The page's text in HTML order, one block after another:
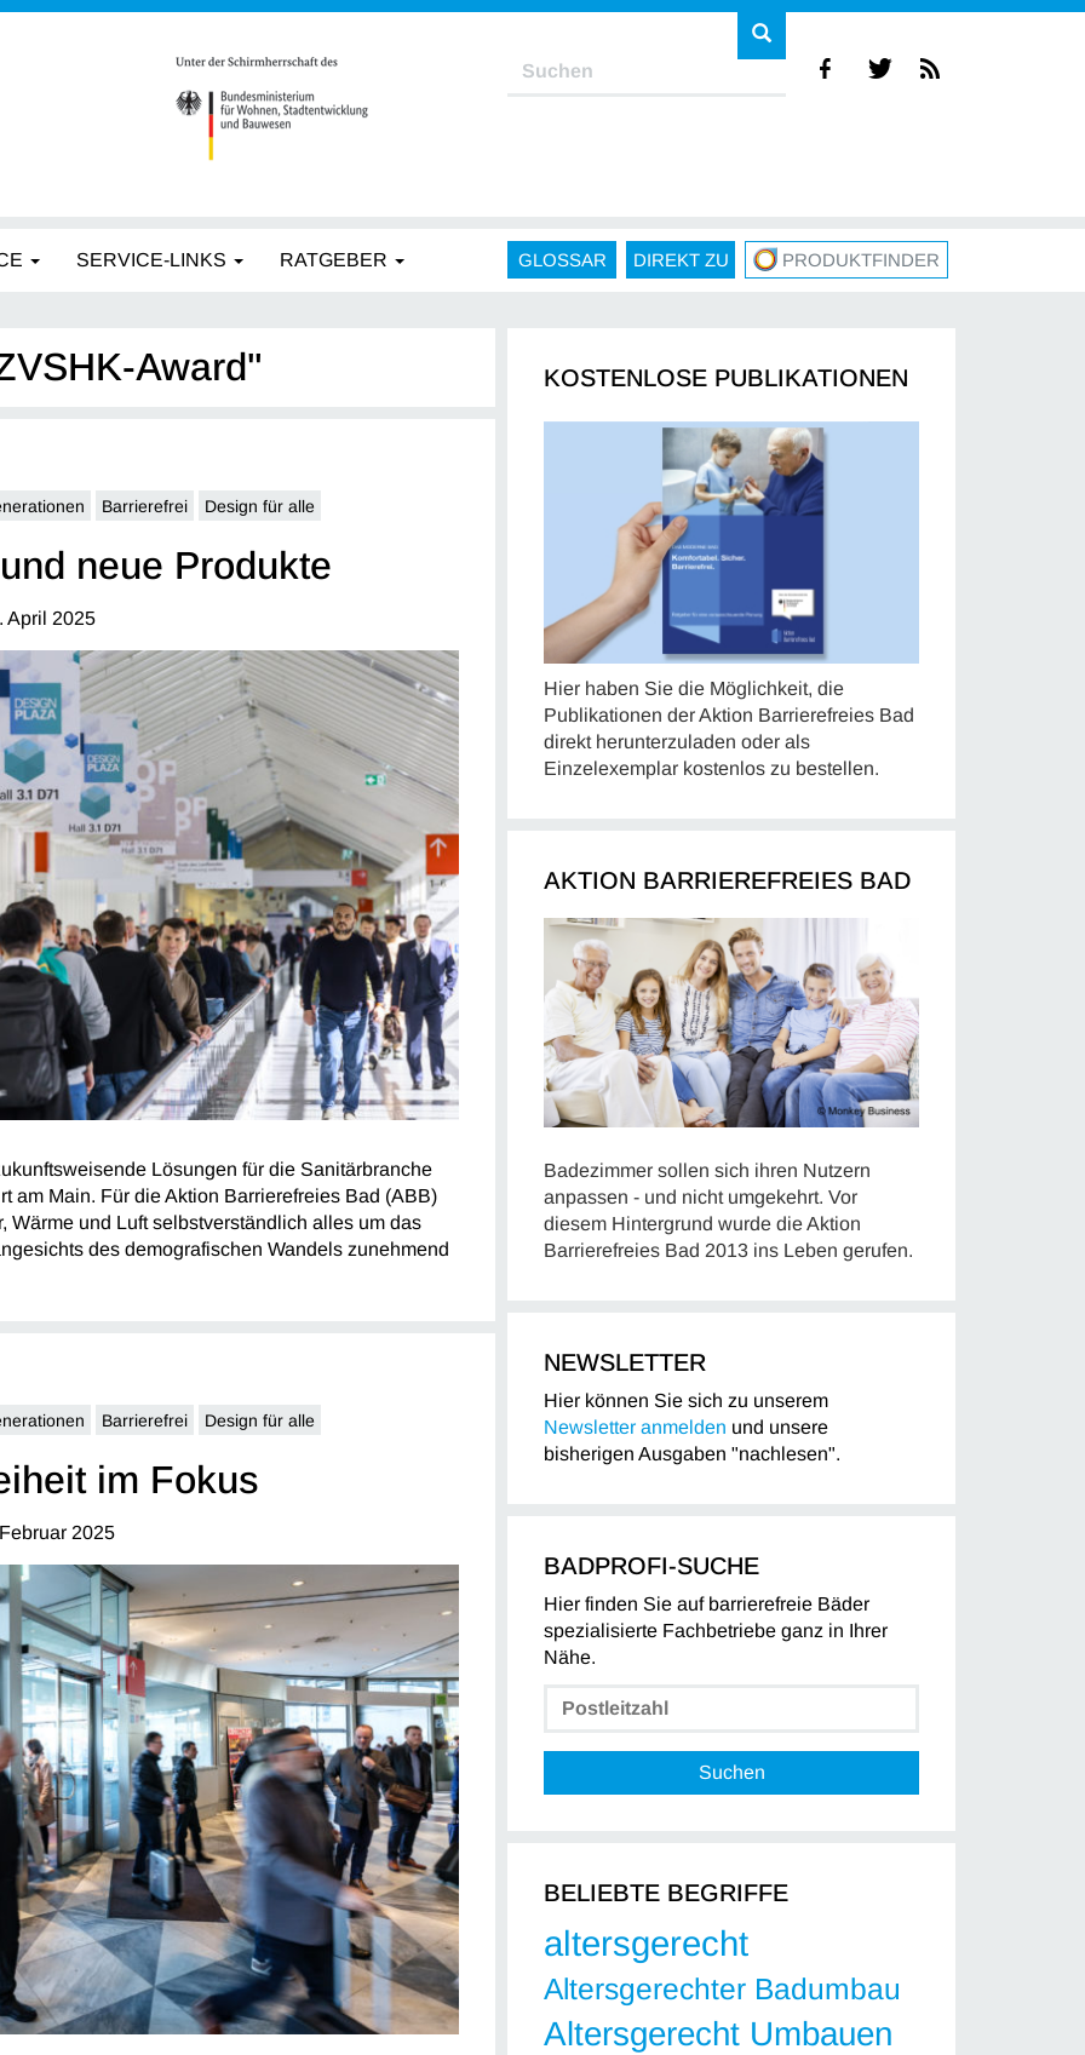
SERVICE-LINKS RATGEBER GLOSSAR DIREKT ZU PRODUKTFINDER
Award"
Barrierefrei Design für alle
neue Produkte
April 2025
Lösungen für die Sanitärbranche
am Main. Für die Aktion Barrierefreies Bad (ABB)
Wärme und Luft selbstverständlich alles um das
des demografischen Wandels zunehmend
Barrierefrei Design für alle
im Fokus
2025
KOSTENLOSE PUBLIKATIONEN
Hier haben Sie die Möglichkeit, die
Publikationen der Aktion Barrierefreies Bad
direkt herunterzuladen oder als
Einzelexemplar kostenlos zu bestellen.
AKTION BARRIEREFREIES BAD
Badezimmer sollen sich ihren Nutzern
anpassen - und nicht umgekehrt. Vor
diesem Hintergrund wurde die Aktion
Barrierefreies Bad 2013 ins Leben gerufen.
NEWSLETTER
Hier können Sie sich zu unserem
Newsletter anmelden und unsere
bisherigen Ausgaben "nachlesen".
BADPROFI-SUCHE
Hier finden Sie auf barrierefreie Bäder
spezialisierte Fachbetriebe ganz in Ihrer
Nähe.
Suchen
BELIEBTE BEGRIFFE
altersgerecht
Altersgerechter Badumbau
Altersgerecht Umbauen